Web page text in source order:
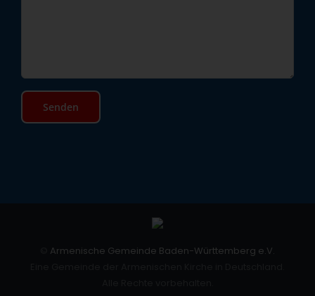
Armenische Gemeinde Baden-Württemberg e.V.